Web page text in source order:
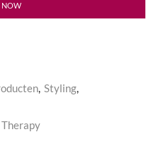
NOW
, Styling,